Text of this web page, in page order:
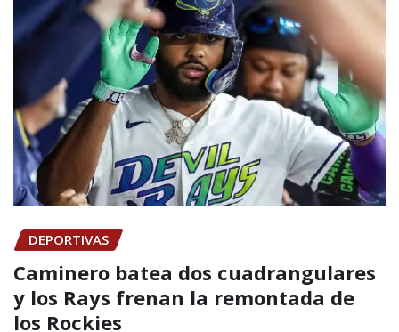
DEPORTIVAS
Caminero batea dos cuadrangulares
y los Rays frenan la remontada de
los Rockies